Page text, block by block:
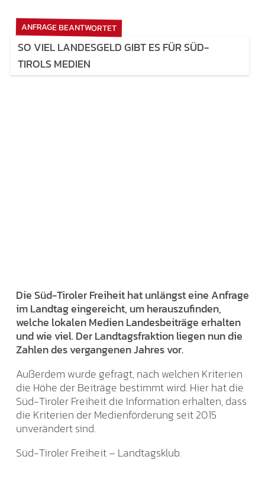
ANFRAGE BEANTWORTET
SO VIEL LANDESGELD GIBT ES FÜR SÜD-
TIROLS MEDIEN
Die Süd-Tiroler Freiheit hat unlängst eine Anfrage
im Landtag eingereicht, um herauszufinden,
welche lokalen Medien Landesbeiträge erhalten
und wie viel. Der Landtagsfraktion liegen nun die
Zahlen des vergangenen Jahres vor.
Außerdem wurde gefragt, nach welchen Kriterien
die Höhe der Beiträge bestimmt wird. Hier hat die
Süd-Tiroler Freiheit die Information erhalten, dass
die Kriterien der Medienförderung seit 2015
unverändert sind.
Süd-Tiroler Freiheit – Landtagsklub.